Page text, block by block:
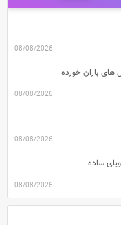
08/08/2026
های باران خورده
08/08/2026
08/08/2026
ساده
08/08/2026